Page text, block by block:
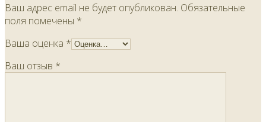
Ваш адрес email не будет опубликован. Обязательные
поля помечены *
Ваша оценка *
Ваш отзыв *